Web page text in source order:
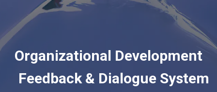
Organizat​ional D​evelo​pment
​ Feedback & Dialogue System ​